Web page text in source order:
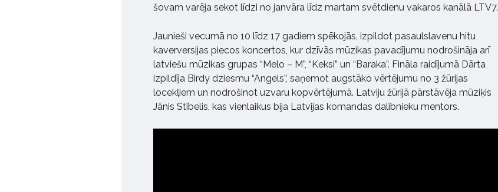
šovam varēja sekot līdzi no janvāra līdz martam svētdienu vakaros kanālā LTV7.
Jaunieši vecumā no 10 līdz 17 gadiem spēkojās, izpildot pasaulslavenu hitu
kaverversijas piecos koncertos, kur dzīvās mūzikas pavadījumu nodrošināja arī
latviešu mūzikas grupas “Melo – M”, “Keksi” un “Baraka”. Fināla raidījumā Dārta
izpildīja Birdy dziesmu “Angels”, saņemot augstāko vērtējumu no 3 žūrijas
locekļiem un nodrošinot uzvaru kopvērtējumā. Latviju žūrijā pārstāvēja mūziķis
Jānis Stībelis, kas vienlaikus bija Latvijas komandas dalībnieku mentors.